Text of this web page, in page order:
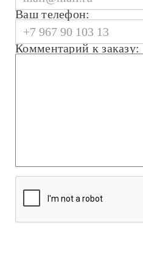
Ваш телефон:
Комментарий к заказу: